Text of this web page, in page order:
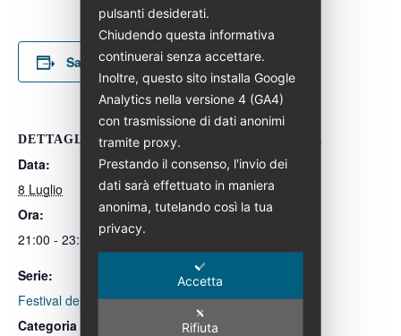
Salva nel tuo calendario
DETTAGLI
Data:
8 Luglio
Ora:
21:00 - 23:30
Serie:
Festival del Cinema Muto
Categoria Evento:
ORGANIZZATORE
Italia Liberty
Numero di telefono
+39 3200445798
info@italialiberty.it
Visualizza il sito
dell'Organizzatore
pulsanti desiderati.
Chiudendo questa informativa
continuerai senza accettare.
Inoltre, questo sito installa Google
Analytics nella versione 4 (GA4)
con trasmissione di dati anonimi
tramite proxy.
Prestando il consenso, l'invio dei
dati sarà effettuato in maniera
anonima, tutelando così la tua
privacy.
Accetta
Rifiuta